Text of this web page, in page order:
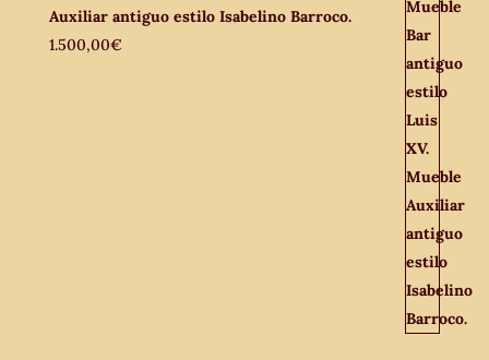
Auxiliar antiguo estilo Isabelino Barroco.
1.500,00€